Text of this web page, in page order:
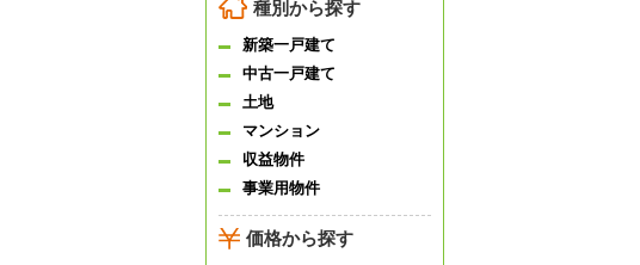
種別から探す
新築一戸建て
中古一戸建て
土地
マンション
収益物件
事業用物件
価格から探す